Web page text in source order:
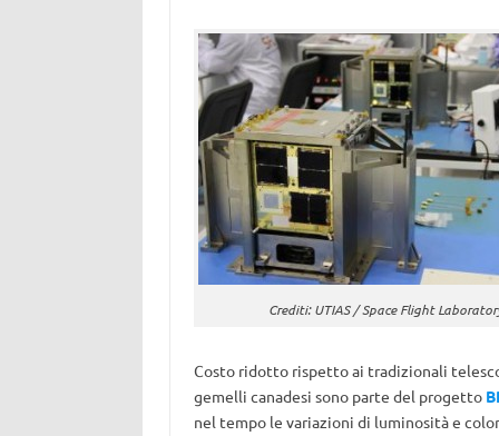
Crediti: UTIAS / Space Flight
Costo ridotto rispetto ai tradizionali
gemelli canadesi sono parte del progetto
nel tempo le variazioni di luminosità e